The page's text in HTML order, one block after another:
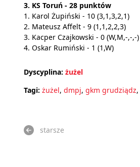
3. KS Toruń - 28 punktów
1. Karol Żupiński - 10 (3,1,3,2,1)
2. Mateusz Affelt - 9 (1,1,2,2,3)
3. Kacper Czajkowski - 0 (W,M,-,-,-)
4. Oskar Rumiński - 1 (1,W)
Dyscyplina: żużel
Tagi: żużel, dmpj, gkm grudziądz,
starsze